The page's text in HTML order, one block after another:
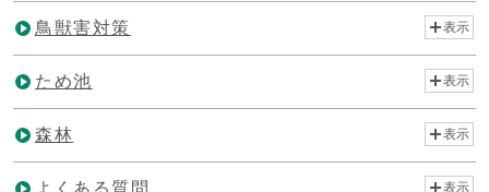
鳥獣害対策 表示
ため池 表示
森林 表示
よくある質問 表示